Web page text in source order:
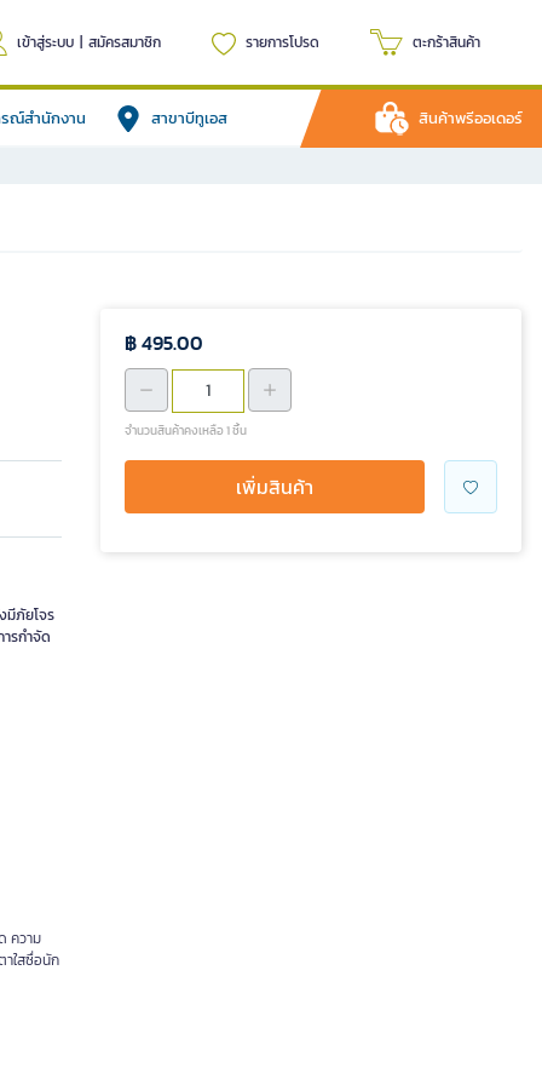
เข้าสู่ระบบ | สมัครสมาชิก รายการโปรด ตะกร้าสินค้า
รณ์สำนักงาน สาขาบีทูเอส สินค้าพรีออเดอร์
มีภัยโจร
รกำจัด
ความ
าใสซื่อนัก
฿ 495.00
จำนวนสินค้าคงเหลือ 1 ชิ้น
เพิ่มสินค้า